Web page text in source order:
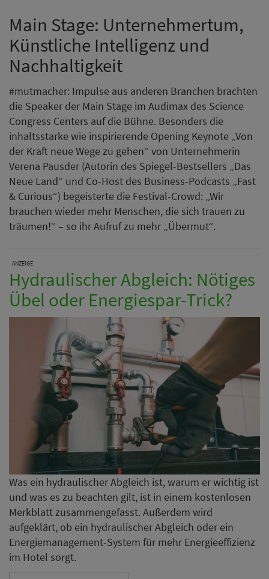
Main Stage: Unternehmertum,
Künstliche Intelligenz und
Nachhaltigkeit
#mutmacher: Impulse aus anderen Branchen brachten
die Speaker der Main Stage im Audimax des Science
Congress Centers auf die Bühne. Besonders die
inhaltsstarke wie inspirierende Opening Keynote „Von
der Kraft neue Wege zu gehen“ von Unternehmerin
Verena Pausder (Autorin des Spiegel-Bestsellers „Das
Neue Land“ und Co-Host des Business-Podcasts „Fast
& Curious“) begeisterte die Festival-Crowd: „Wir
brauchen wieder mehr Menschen, die sich trauen zu
träumen!“ – so ihr Aufruf zu mehr „Übermut“.
ANZEIGE
Hydraulischer Abgleich: Nötiges
Übel oder Energiespar-Trick?
Was ein hydraulischer Abgleich ist, warum er wichtig ist
und was es zu beachten gilt, ist in einem kostenlosen
Merkblatt zusammengefasst. Außerdem wird
aufgeklärt, ob ein hydraulischer Abgleich oder ein
Energiemanagement-System für mehr Energieeffizienz
im Hotel sorgt.